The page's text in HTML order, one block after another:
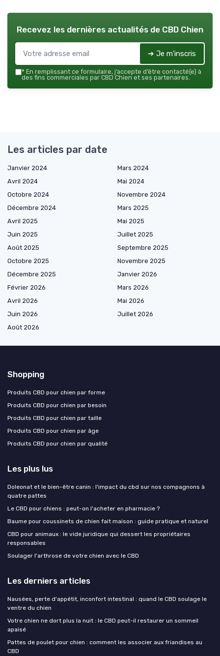
Recevez les dernières actualités de CBD Chien
➔ Je m'inscris
* En remplissant ce formulaire, j’accepte d’être contacté(e) à
des fins commerciales par CBD Chien et ses partenaires.
Les articles par date
Janvier 2024
Mars 2024
Avril 2024
Mai 2024
Octobre 2024
Novembre 2024
Décembre 2024
Mars 2025
Avril 2025
Mai 2025
Juin 2025
Juillet 2025
Août 2025
Septembre 2025
Octobre 2025
Novembre 2025
Décembre 2025
Janvier 2026
Février 2026
Mars 2026
Avril 2026
Mai 2026
Juin 2026
Juillet 2026
Août 2026
Shopping
Produits CBD pour chien par forme
Produits CBD pour chien par besoin
Produits CBD pour chien par taille
Produits CBD pour chien par âge
Produits CBD pour chien par qualité
Les plus lus
Doleonat et le bien-être canin : l'impact du cbd sur nos compagnons à
quatre pattes
Le CBD pour chiens : peut-on l'acheter en pharmacie ?
Baume pour coussinets de chien fait maison : guide pratique et naturel
CBD pour animaux : le vide juridique qui dessert les propriétaires
responsables
Soulager l'arthrose de votre chien avec le CBD
Les derniers articles
Nausées, perte d'appétit, inconfort intestinal : quand le CBD soulage le
ventre du chien
Votre chien ne dort plus la nuit : le CBD peut-il restaurer un sommeil
apaisé
Pattes de poulet pour chien : comment les associer aux friandises au
CBD